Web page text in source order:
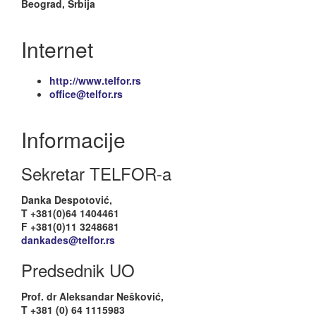
Beograd, Srbija
Internet
http://www.telfor.rs
office@telfor.rs
Informacije
Sekretar TELFOR-a
Danka Despotović,
T +381(0)64 1404461
F +381(0)11 3248681
dankades@telfor.rs
Predsednik UO
Prof. dr Aleksandar Nešković,
T +381 (0) 64 1115983